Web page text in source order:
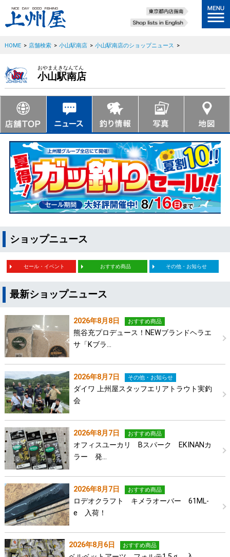
HOME > 店舗検索 > 小山駅南店 > 小山駅南店のショップニュース >
おやまえきなんてん
小山駅南店
ショップニュース
セール・イベント おすすめ商品 その他・お知らせ
最新ショップニュース
2026年8月8日 おすすめ商品
熊谷充プロデュース！NEWブランドヘラエ
サ「Kブラ…
2026年8月7日 その他・お知らせ
ダイワ 上州屋スタッフエリアトラウト実釣
会
2026年8月7日 おすすめ商品
オフィスユーカリ Bスパーク EKINANカ
ラー 発…
2026年8月7日 おすすめ商品
ロデオクラフト キメラオーバー 61ML-
e 入荷！
2026年8月6日 おすすめ商品